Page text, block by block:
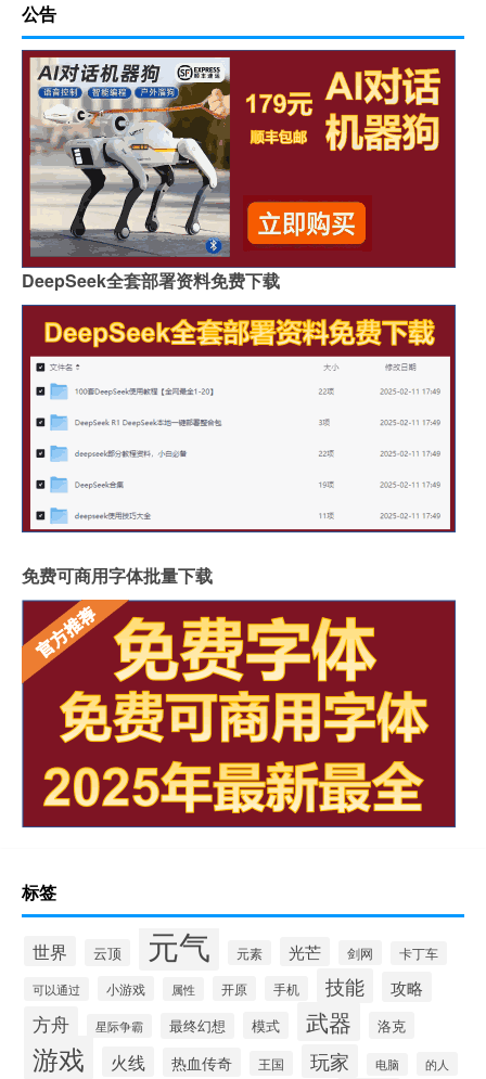
公告
DeepSeek全套部署资料免费下载
免费可商用字体批量下载
标签
世界 云顶 元气 元素 光芒 剑网 卡丁车
可以通过 小游戏 属性 开原 手机 技能 攻略
方舟 星际争霸 最终幻想 模式 武器 洛克
游戏 火线 热血传奇 王国 玩家 电脑 的人